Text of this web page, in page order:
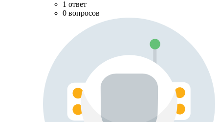
1 ответ
0 вопросов